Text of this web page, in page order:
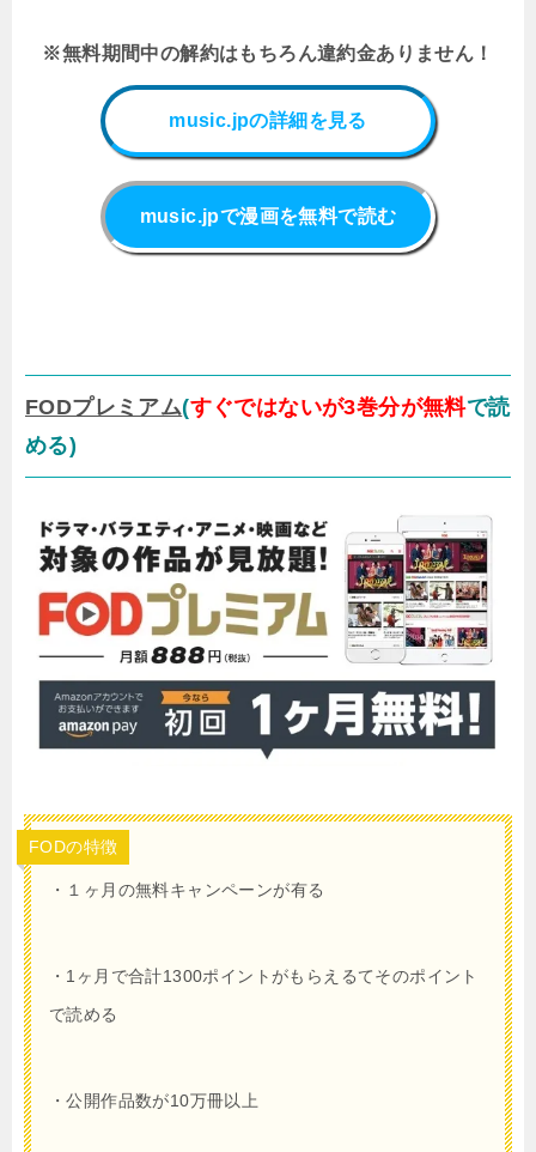
※無料期間中の解約はもちろん違約金ありません！
music.jpの詳細を見る
music.jpで漫画を無料で読む
FODプレミアム(すぐではないが3巻分が無料で読
める)
FODの特徴
・１ヶ月 の無料キャンペーンが有る
・ 1 ヶ月で合計1300ポイントがもらえるてそのポイント
で読める
・公開作品数が10万冊以上